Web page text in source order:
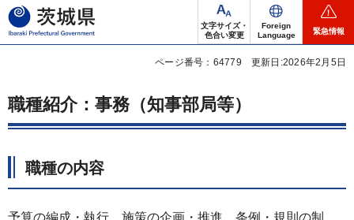
茨城県
文字サイズ・
色合い変更
Foreign
Language
緊急情報
ページ番号：64779 更新日:2026年2月5日
職種紹介：事務（知事部局等）
職種の内容
予算の編成・執行、施策の企画・推進、条例・規則の制